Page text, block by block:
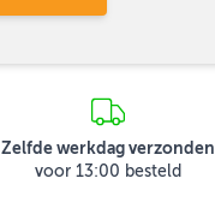
Zelfde werkdag verzonden
voor 13:00 besteld